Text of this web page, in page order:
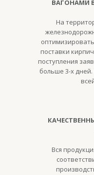
ВАГОНАМИ
На
поставки
поступления
больше 3-х
Вся